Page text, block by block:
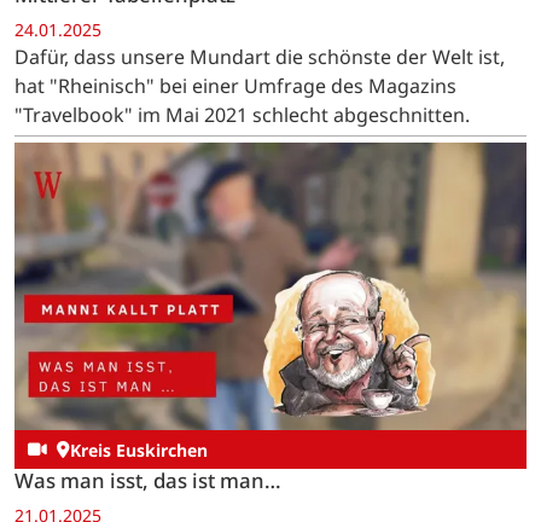
24.01.2025
Dafür, dass unsere Mundart die schönste der Welt ist,
hat "Rheinisch" bei einer Umfrage des Magazins
"Travelbook" im Mai 2021 schlecht abgeschnitten.
Kreis Euskirchen
Was man isst, das ist man…
21.01.2025